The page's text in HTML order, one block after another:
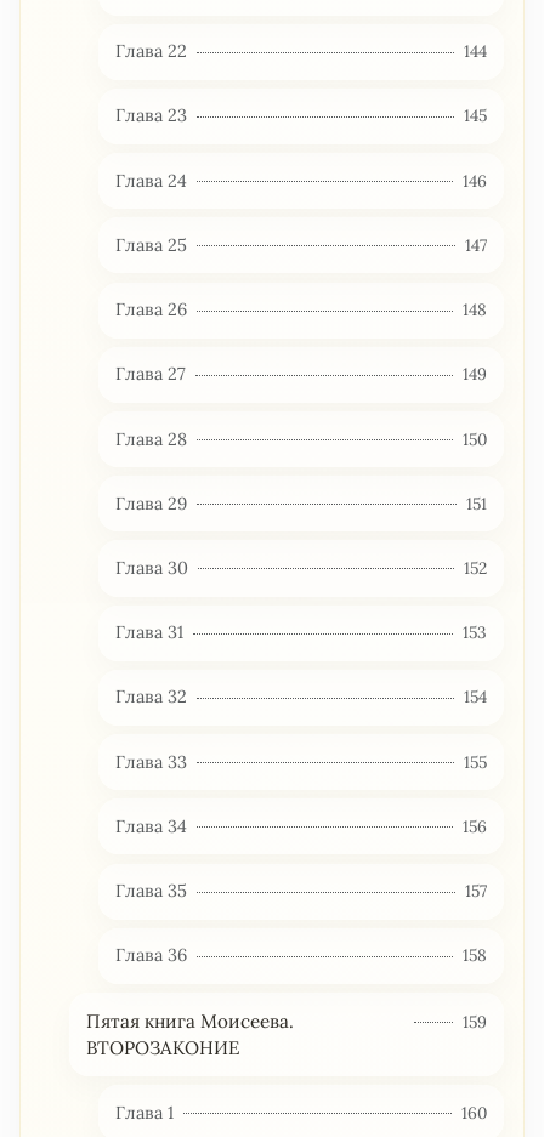
Глава 22 144
Глава 23 145
Глава 24 146
Глава 25 147
Глава 26 148
Глава 27 149
Глава 28 150
Глава 29 151
Глава 30 152
Глава 31 153
Глава 32 154
Глава 33 155
Глава 34 156
Глава 35 157
Глава 36 158
Пятая книга Моисеева.
ВТОРОЗАКОНИЕ
159
Глава 1 160